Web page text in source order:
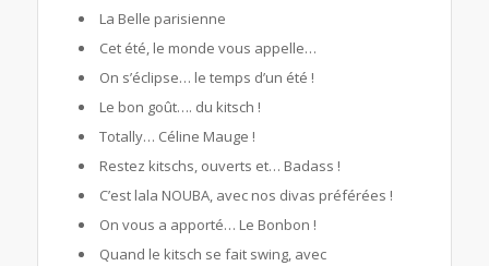
La Belle parisienne
Cet été, le monde vous appelle…
On s’éclipse… le temps d’un été !
Le bon goût…. du kitsch !
Totally… Céline Mauge !
Restez kitschs, ouverts et… Badass !
C’est lala NOUBA, avec nos divas préférées !
On vous a apporté… Le Bonbon !
Quand le kitsch se fait swing, avec